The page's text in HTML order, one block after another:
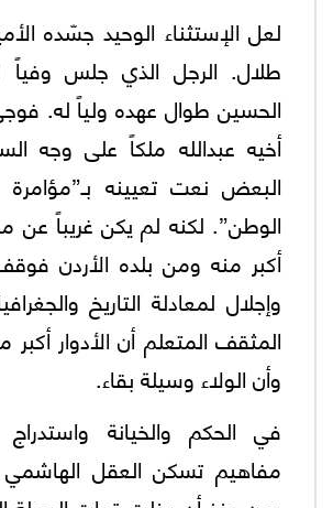
لعل الإستثناء الوحيد جسّده
طلال. الرجل الذي جلس وفياً
الحسين طوال عهده ولياً له.
أخيه عبدالله ملكاً على وجه
البعض نعت تعيينه
الوطن”. لكنه لم يكن غريباً عن
أكبر منه ومن بلده الأردن
وإجلال لمعادلة التاريخ
المثقف المتعلم أن الأدوار
وأن الولاء وسيلة بقاء.
في الحكم والخيانة واستدراج
مفاهيم تسكن العقل الهاشمي